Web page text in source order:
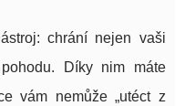
chrání nejen vaši
Díky nim máte
vám nemůže „utéct z